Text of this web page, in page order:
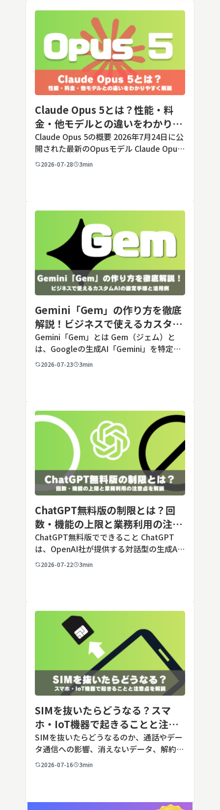
Claude Opus 5とは？性能・料
金・他モデルとの違いをわかりや
すく解説
Claude Opus 5の概要 2026年7月24日に公
開された最新のOpusモデル Claude Opus
5は、米国のAI企業Anthropic（アンソロピ
2026-07-28 3min
Gemini「Gem」の作り方を徹底
解説！ビジネスで使えるカスタム
AIの設定手順と活用例
Gemini「Gem」とは Gem（ジェム）と
は、Googleの生成AI「Gemini」を特定の
用途に合わせてカスタマイズできる機能で
2026-07-23 3min
ChatGPT無料版の制限とは？回
数・機能の上限と業務利用の注意
点を解説【2026年最新】
ChatGPT無料版でできること ChatGPT
は、OpenAI社が提供する対話型の生成AI
サービスです。アカウントを登録すれば無
2026-07-22 3min
SIMを抜いたらどうなる？スマ
ホ・IoT機器で起きることと注意
点を解説
SIMを抜いたらどうなるのか、通話やデー
タ通信への影響、消えないデータ、解約や
端末譲渡時の注意点を整理。さらに法人・
2026-07-16 3min